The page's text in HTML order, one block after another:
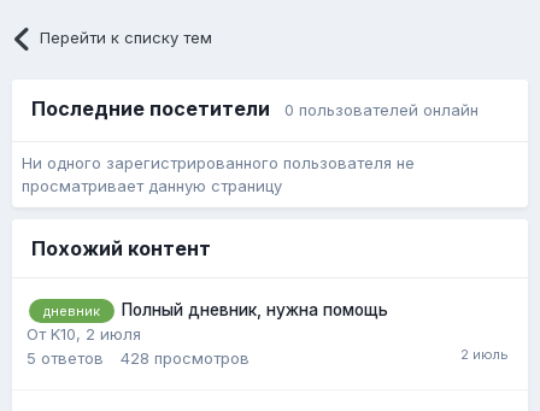
Перейти к списку тем
Последние посетители 0 пользователей онлайн
Ни одного зарегистрированного пользователя не
просматривает данную страницу
Похожий контент
дневник
Полный дневник, нужна помощь
От K10, 2 июля
5 ответов 428 просмотров